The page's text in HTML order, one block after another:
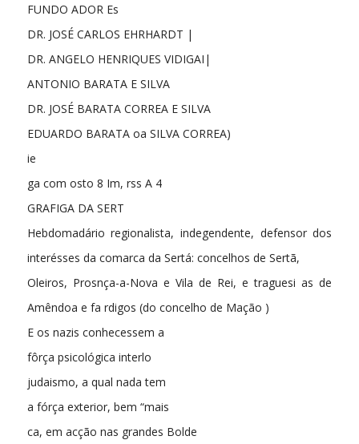
FUNDO ADOR Es
DR. JOSÉ CARLOS EHRHARDT |
DR. ANGELO HENRIQUES VIDIGAI|
ANTONIO BARATA E SILVA
DR. JOSÉ BARATA CORREA E SILVA
EDUARDO BARATA oa SILVA CORREA)
ie
ga com osto 8 Im, rss A 4
GRAFIGA DA SERT
Hebdomadário regionalista, indegendente, defensor dos
interésses da comarca da Sertá: concelhos de Sertã,
Oleiros, Prosnça-a-Nova e Vila de Rei, e traguesi as de
Amêndoa e fa rdigos (do concelho de Mação )
E os nazis conhecessem a
fôrça psicológica interlo
judaismo, a qual nada tem
a fórça exterior, bem “mais
ca, em acção nas grandes Bolde